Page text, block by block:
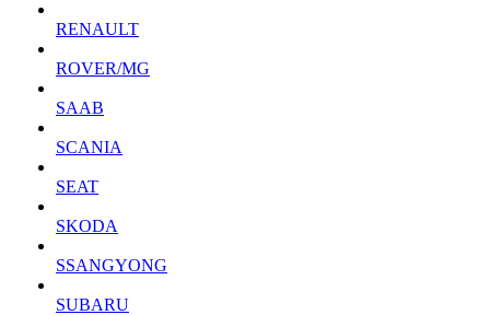
RENAULT
ROVER/MG
SAAB
SCANIA
SEAT
SKODA
SSANGYONG
SUBARU